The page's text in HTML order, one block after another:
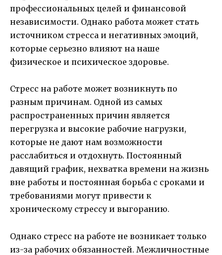
профессиональных целей и финансовой
независимости. Однако работа может стать
источником стресса и негативных эмоций,
которые серьезно влияют на наше
физическое и психическое здоровье.
Стресс на работе может возникнуть по
разным причинам. Одной из самых
распространенных причин является
перегрузка и высокие рабочие нагрузки,
которые не дают нам возможности
расслабиться и отдохнуть. Постоянный
давящий график, нехватка времени на жизнь
вне работы и постоянная борьба с сроками и
требованиями могут привести к
хроническому стрессу и выгоранию.
Однако стресс на работе не возникает только
из-за рабочих обязанностей. Межличностные